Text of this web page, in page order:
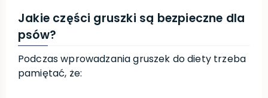
Jakie części gruszki są bezpieczne dla
psów?
Podczas wprowadzania gruszek do diety trzeba
pamiętać, że: